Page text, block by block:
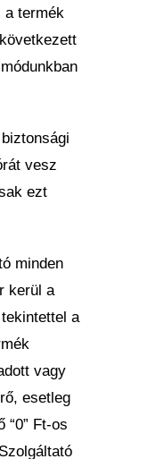
a termék
vesz
ezt
minden
kerül a
a
vagy
esetleg
“0” Ft-os